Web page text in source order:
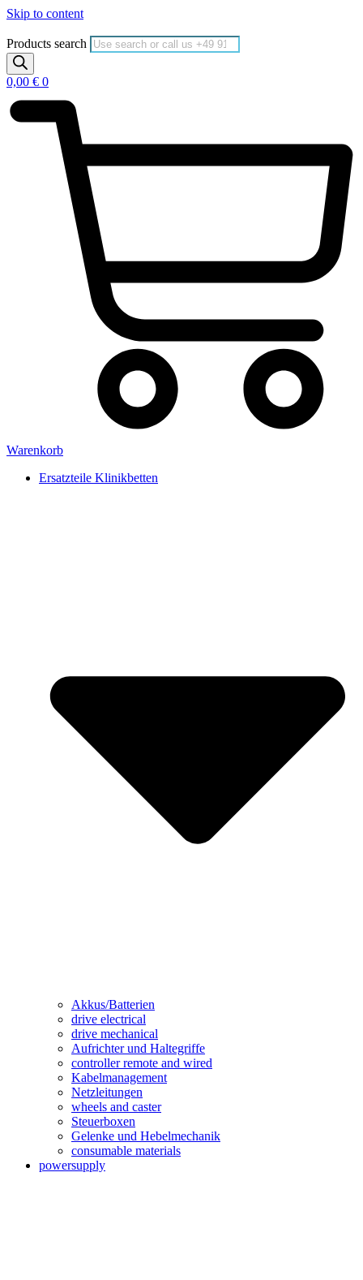
Skip to content
Products search
0,00 € 0
Warenkorb
Ersatzteile Klinikbetten
Akkus/Batterien
drive electrical
drive mechanical
Aufrichter und Haltegriffe
controller remote and wired
Kabelmanagement
Netzleitungen
wheels and caster
Steuerboxen
Gelenke und Hebelmechanik
consumable materials
powersupply